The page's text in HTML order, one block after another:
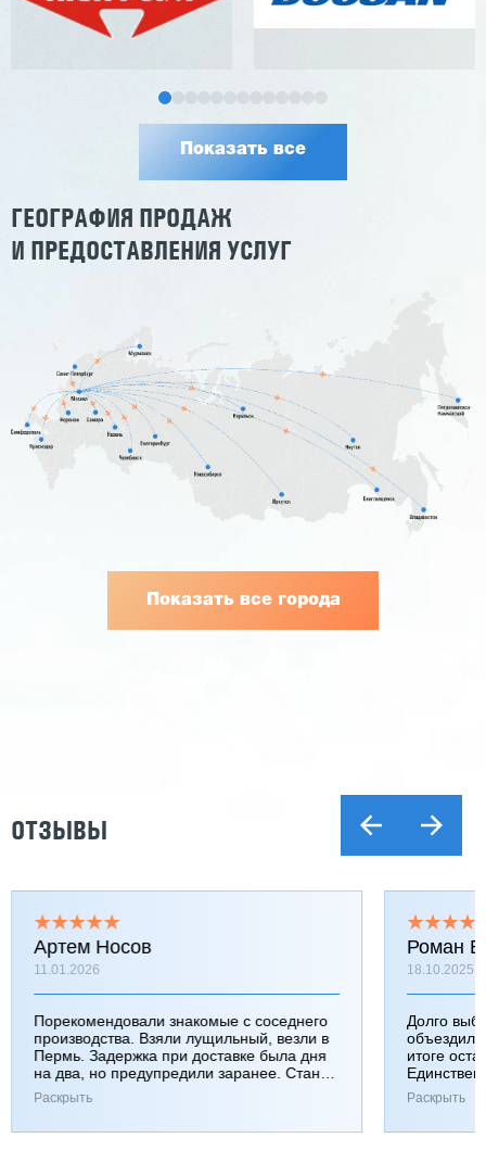
Показать все
ГЕОГРАФИЯ ПРОДАЖ
И ПРЕДОСТАВЛЕНИЯ УСЛУГ
Показать все города
ОТЗЫВЫ
Артем Носов
11.01.2026
Порекомендовали знакомые с соседнего
производства. Взяли лущильный, везли в
Пермь. Задержка при доставке была дня
на два, но предупредили заранее. Станок
работает хорошо, к качеству вопросов нет.
Раскрыть
Роман
18.10.2025
Долго
итоге
Раскрыть